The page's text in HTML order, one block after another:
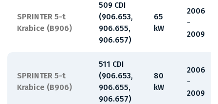
SPRINTER 5-t
Krabice (B906)
509 CDI
(906.653,
906.655,
906.657)
65
kW
2006
-
2009
SPRINTER 5-t
Krabice (B906)
511 CDI
(906.653,
906.655,
906.657)
80
kW
2006
-
2009